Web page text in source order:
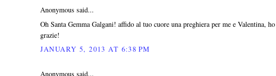
Anonymous said...
Oh Santa Gemma Galgani! affido al tuo cuore una preghiera per me e Valentina,
grazie!
JANUARY 5, 2013 AT 6:38 PM
Anonymous said...